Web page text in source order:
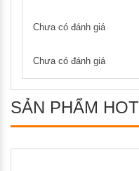
Chưa có đánh giá
Chưa có đánh giá
SẢN PHẨM HOT